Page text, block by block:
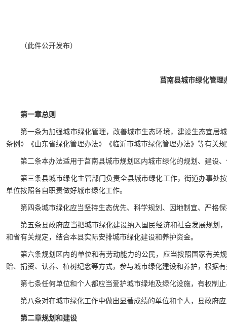
（此件公开发布）
莒南县城市绿化管理
第一章总则
第一条为加强城市绿化管理，改善城市生态环境，建设生态宜居
条例》《山东省绿化管理办法》《临沂市城市绿化管理办法》等有关
第二条本办法适用于莒南县城市规划区内城市绿化的规划、建设
第三条县城市绿化主管部门负责全县城市绿化工作，街道办事处
单位按照各自职责做好城市绿化工作。
第四条城市绿化应当坚持生态优先、科学规划、因地制宜、严格
第五条县政府应当把城市绿化建设纳入国民经济和社会发展规划
和省有关规定，结合本县实际安排城市绿化建设和养护资金。
第六条规划区内的单位和有劳动能力的公民，应当按照国家有关
赠、捐资、认养、植树纪念等方式，参与城市绿化建设和养护，根据
第七条任何单位和个人都应当爱护城市绿地及绿化设施，有权制
第八条对在城市绿化工作中做出显著成绩的单位和个人，县政府
第二章规划和建设